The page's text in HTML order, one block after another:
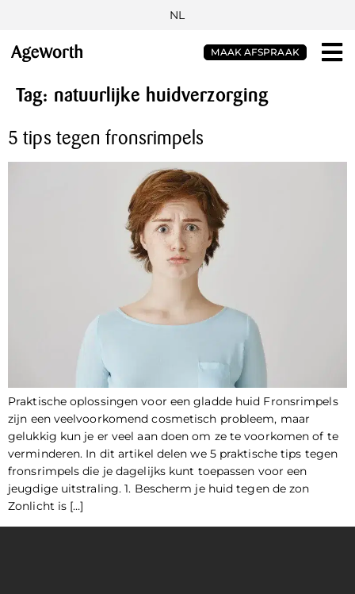
NL
MAAK AFSPRAAK
Tag: natuurlijke huidverzorging
5 tips tegen fronsrimpels
Praktische oplossingen voor een gladde huid Fronsrimpels
zijn een veelvoorkomend cosmetisch probleem, maar
gelukkig kun je er veel aan doen om ze te voorkomen of te
verminderen. In dit artikel delen we 5 praktische tips tegen
fronsrimpels die je dagelijks kunt toepassen voor een
jeugdige uitstraling. 1. Bescherm je huid tegen de zon
Zonlicht is […]